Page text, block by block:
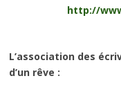
http://
L’association des
d’un rêve :